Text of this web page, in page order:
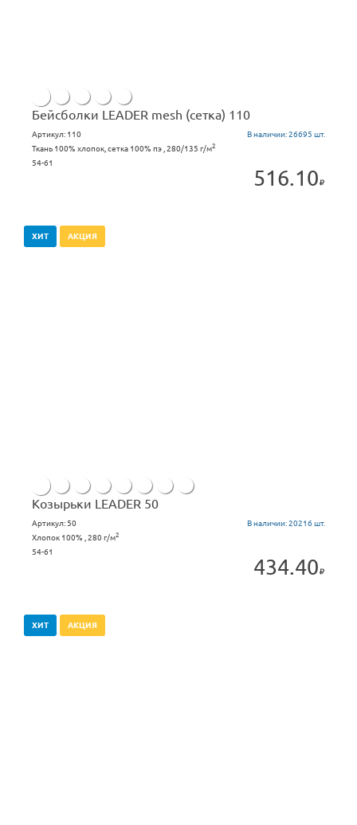
Бейсболки LEADER mesh (сетка) 110
Артикул: 110 В наличии:26695 шт.
Ткань 100% хлопок, сетка 100% пэ , 280/135 г/м2
54-61
516.10
ХИТ АКЦИЯ
Козырьки LEADER 50
Артикул: 50 В наличии:20216 шт.
Хлопок 100% , 280 г/м2
54-61
434.40
ХИТ АКЦИЯ